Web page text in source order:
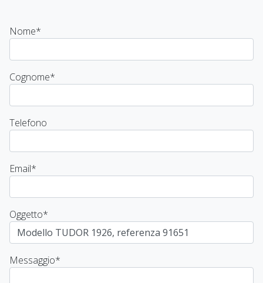
Nome*
Cognome*
Telefono
Email*
Oggetto*
Messaggio*